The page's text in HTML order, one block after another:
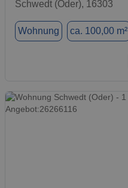
Schwedt (Oder), 16303
Wohnung ca. 100,00 m²